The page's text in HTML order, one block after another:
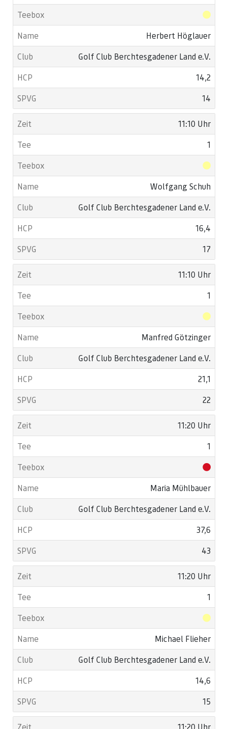
Herbert Höglauer
Golf Club Berchtesgadener Land e.V.
14,2
14
11:10 Uhr
1
Wolfgang Schuh
Golf Club Berchtesgadener Land e.V.
16,4
17
11:10 Uhr
1
Manfred Götzinger
Golf Club Berchtesgadener Land e.V.
21,1
22
11:20 Uhr
1
Maria Mühlbauer
Golf Club Berchtesgadener Land e.V.
37,6
43
11:20 Uhr
1
Michael Flieher
Golf Club Berchtesgadener Land e.V.
14,6
15
11:20 Uhr